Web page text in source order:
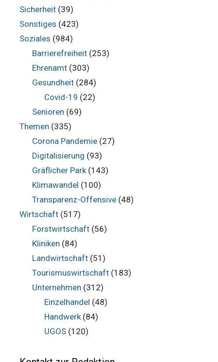
Sicherheit (39)
Sonstiges (423)
Soziales (984)
Barrierefreiheit(253)
Ehrenamt(303)
Gesundheit(284)
Covid-19 (22)
Senioren (69)
Themen (335)
Corona Pandemie(27)
Digitalisierung (93)
Gräflicher Park(143)
Klimawandel (100)
Transparenz-Offensive(48)
Wirtschaft (517)
Forstwirtschaft(56)
Kliniken (84)
Landwirtschaft(51)
Tourismuswirtschaft(183)
Unternehmen (312)
Einzelhandel (48)
Handwerk(84)
UGOS (120)